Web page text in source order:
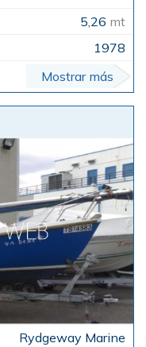
5,26 mt
1978
Mostrar más
Rydgeway Marine